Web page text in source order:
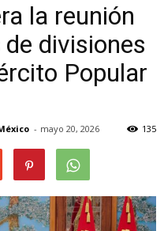
la reunión
divisiones
Popular
- mayo 20, 2026 135